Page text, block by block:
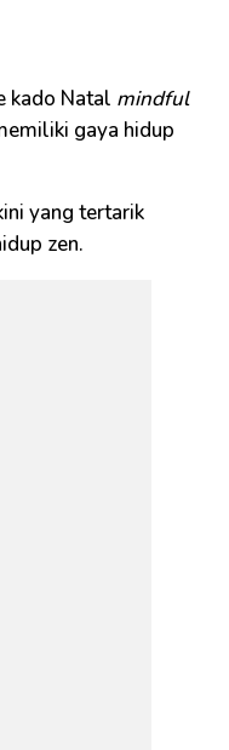
kado Natal mindful
gaya hidup
yang tertarik
zen.